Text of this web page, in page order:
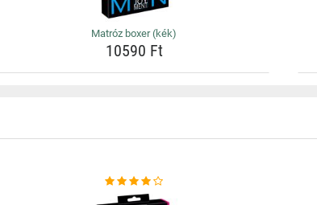
Matróz boxer (kék)
10590 Ft